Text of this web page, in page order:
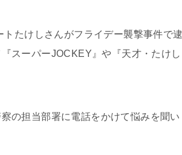
たけしさんがフライデー襲撃事件で
スーパーJOCKEY』や『天才・たけし
の担当部署に電話をかけて悩みを聞い